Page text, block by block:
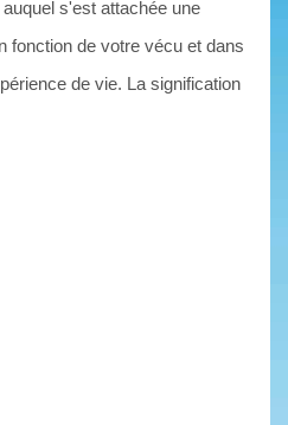
s'est attachée une
fonction de votre vécu et dans
de vie. La signification